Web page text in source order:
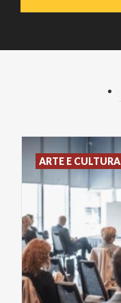
ARTE E CULTURA